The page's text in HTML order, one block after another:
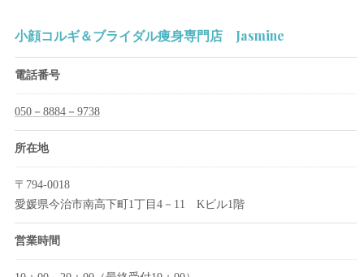
小顔コルギ＆ブライダル痩身専門店 Jasmine
電話番号
050－8884－9738
所在地
〒794-0018
愛媛県今治市南高下町1丁目4－11 Kビル1階
営業時間